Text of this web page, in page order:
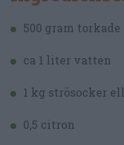
500 gram
ca 1 liter vatten
1 kg strösocker
0,5 citron